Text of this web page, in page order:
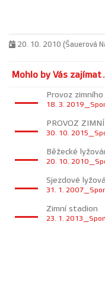
20. 10. 2010 (Šauerová
Mohlo by Vás
Provoz
18. 3.
PROVOZ
30. 10.
Běžecké
20. 10.
Sjezdové
31. 1.
Zimní stadion
23. 1.